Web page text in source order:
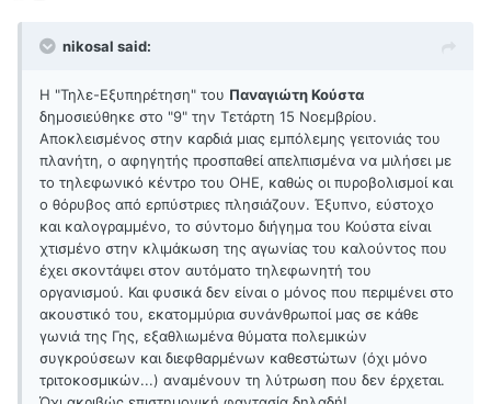
nikosal said:
Η "Τηλε-Εξυπηρέτηση" του Παναγιώτη Κούστα
δημοσιεύθηκε στο "9" την Τετάρτη 15 Νοεμβρίου.
Αποκλεισμένος στην καρδιά μιας εμπόλεμης γειτονιάς του
πλανήτη, ο αφηγητής προσπαθεί απελπισμένα να μιλήσει με
το τηλεφωνικό κέντρο του ΟΗΕ, καθώς οι πυροβολισμοί και
ο θόρυβος από ερπύστριες πλησιάζουν. Έξυπνο, εύστοχο
και καλογραμμένο, το σύντομο διήγημα του Κούστα είναι
χτισμένο στην κλιμάκωση της αγωνίας του καλούντος που
έχει σκοντάψει στον αυτόματο τηλεφωνητή του
οργανισμού. Και φυσικά δεν είναι ο μόνος που περιμένει στο
ακουστικό του, εκατομμύρια συνάνθρωποί μας σε κάθε
γωνιά της Γης, εξαθλιωμένα θύματα πολεμικών
συγκρούσεων και διεφθαρμένων καθεστώτων (όχι μόνο
τριτοκοσμικών...) αναμένουν τη λύτρωση που δεν έρχεται.